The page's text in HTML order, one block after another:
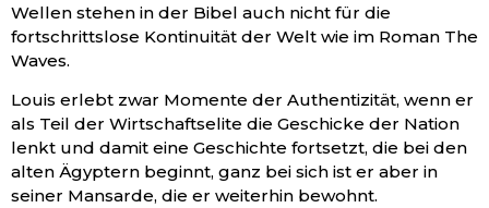
Wellen stehen in der Bibel auch nicht für die
fortschrittslose Kontinuität der Welt wie im Roman The
Waves.
Louis erlebt zwar Momente der Authentizität, wenn er
als Teil der Wirtschaftselite die Geschicke der Nation
lenkt und damit eine Geschichte fortsetzt, die bei den
alten Ägyptern beginnt, ganz bei sich ist er aber in
seiner Mansarde, die er weiterhin bewohnt.